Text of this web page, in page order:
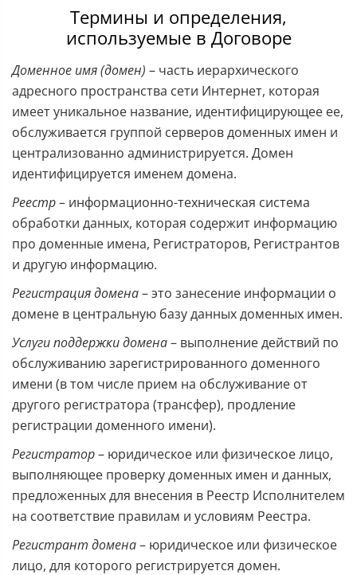
Термины и определения,
используемые в Договоре
Доменное имя (домен) – часть иерархического
адресного пространства сети Интернет, которая
имеет уникальное название, идентифицирующее ее,
обслуживается группой серверов доменных имен и
централизованно администрируется. Домен
идентифицируется именем домена.
Реестр– информационно-техническая система
обработки данных, которая содержит информацию
про доменные имена, Регистраторов, Регистрантов
и другую информацию.
Регистрация домена– это занесение информации о
домене в центральную базу данных доменных имен.
Услуги поддержки домена– выполнение действий по
обслуживанию зарегистрированного доменного
имени (в том числе прием на обслуживание от
другого регистратора (трансфер), продление
регистрации доменного имени).
Регистратор– юридическое или физическое лицо,
выполняющее проверку доменных имен и данных,
предложенных для внесения в Реестр Исполнителем
на соответствие правилам и условиям Реестра.
Регистрант домена– юридическое или физическое
лицо, для которого регистрируется домен.